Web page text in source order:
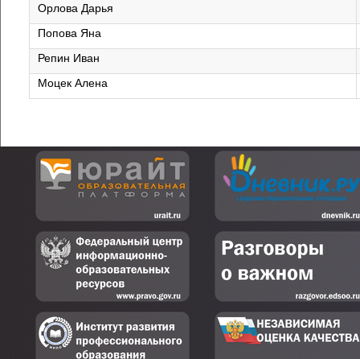
Орлова Дарья
Попова Яна
Репин Иван
Моцек Алена